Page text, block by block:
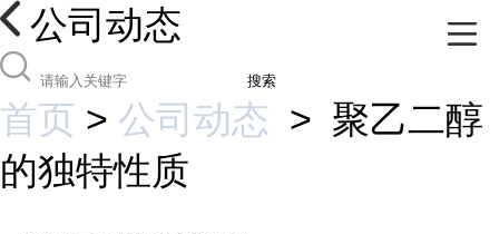
公司动态
搜索
首页 > 公司动态 > 聚乙二醇
的独特性质